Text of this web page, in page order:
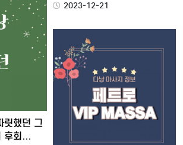
2023-12-21
릿했던 그
후회…